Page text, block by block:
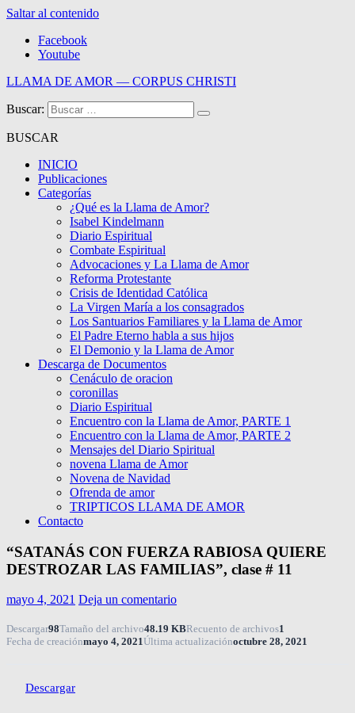
Saltar al contenido
Facebook
Youtube
LLAMA DE AMOR — CORPUS CHRISTI
Blog de la Llama de Amor
Buscar:
BUSCAR
INICIO
Publicaciones
Categorías
¿Qué es la Llama de Amor?
Isabel Kindelmann
Diario Espiritual
Combate Espiritual
Advocaciones y La Llama de Amor
Reforma Protestante
Crisis de Identidad Católica
La Virgen María a los consagrados
Los Santuarios Familiares y la Llama de Amor
El Padre Eterno habla a sus hijos
El Demonio y la Llama de Amor
Descarga de Documentos
Cenáculo de oracion
coronillas
Diario Espiritual
Encuentro con la Llama de Amor, PARTE 1
Encuentro con la Llama de Amor, PARTE 2
Mensajes del Diario Spiritual
novena Llama de Amor
Novena de Navidad
Ofrenda de amor
TRIPTICOS LLAMA DE AMOR
Contacto
“SATANÁS CON FUERZA RABIOSA QUIERE
DESTROZAR LAS FAMILIAS”, clase # 11
mayo 4, 2021 Deja un comentario
Descargar98Tamaño del archivo48.19 KBRecuento de archivos1
Fecha de creaciónmayo 4, 2021Última actualizaciónoctubre 28, 2021
Descargar